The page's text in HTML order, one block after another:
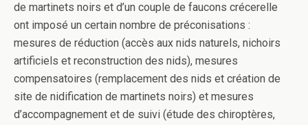
de martinets noirs et d’un couple de faucons crécerelle
ont imposé un certain nombre de préconisations :
mesures de réduction (accès aux nids naturels, nichoirs
artificiels et reconstruction des nids), mesures
compensatoires (remplacement des nids et création de
site de nidification de martinets noirs) et mesures
d’accompagnement et de suivi (étude des chiroptères,